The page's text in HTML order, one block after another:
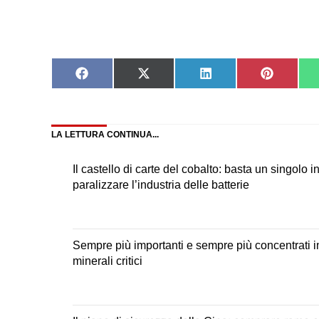
Share
on
Share
on
Share
on
Share
on
LA LETTURA CONTINUA...
Il castello di carte del cobalto: basta un singolo
paralizzare l’industria delle batterie
Sempre più importanti e sempre più concentrati
minerali critici